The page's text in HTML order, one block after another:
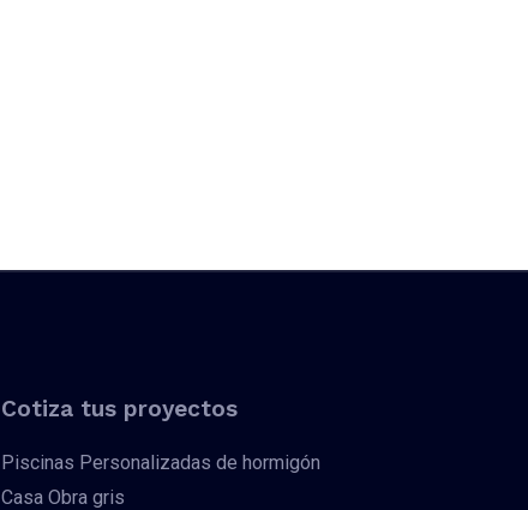
Cotiza tus proyectos
Piscinas Personalizadas de hormigón
Casa Obra gris